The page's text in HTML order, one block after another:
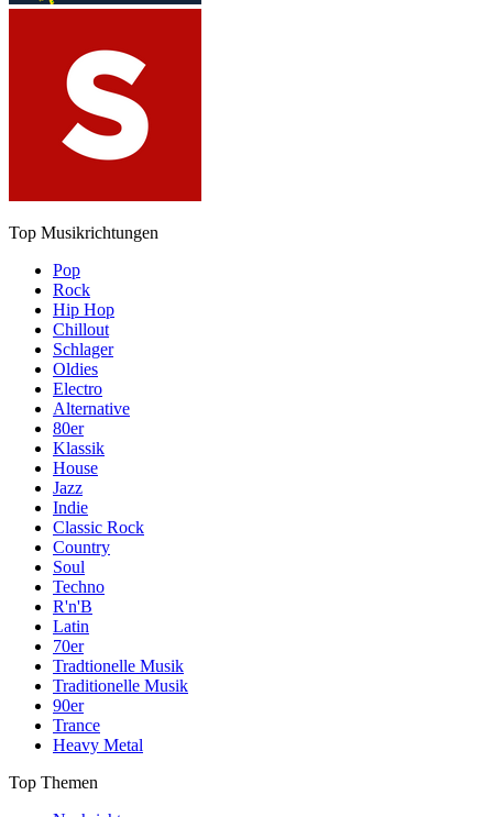
Top Musikrichtungen
Pop
Rock
Hip Hop
Chillout
Schlager
Oldies
Electro
Alternative
80er
Klassik
House
Jazz
Indie
Classic Rock
Country
Soul
Techno
R'n'B
Latin
70er
Tradtionelle Musik
Traditionelle Musik
90er
Trance
Heavy Metal
Top Themen